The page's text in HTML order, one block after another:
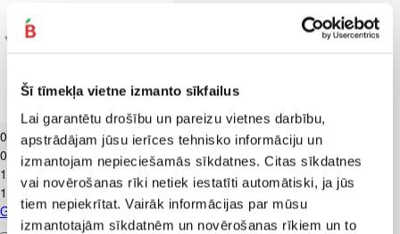
Šī tīmekļa vietne izmanto sīkfailus
Lai garantētu drošību un pareizu vietnes darbību,
apstrādājam jūsu ierīces tehnisko informāciju un
izmantojam nepieciešamās sīkdatnes. Citas sīkdatnes
vai novērošanas rīki netiek iestatīti automātiski, ja jūs
tiem nepiekrītat. Vairāk informācijas par mūsu
izmantotajām sīkdatnēm un novērošanas rīkiem un to
Gurķi garie LATVIJA gab.
0
69€
0,69€/gab.
1
1,29€/gab.
Gurķi garie LATVIJA gab.